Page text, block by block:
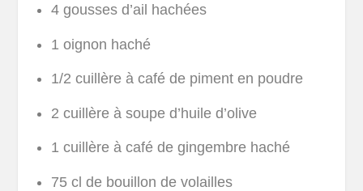
4 gousses d’ail hachées
1 oignon haché
1/2 cuillère à café de piment en poudre
2 cuillère à soupe d’huile d’olive
1 cuillère à café de gingembre haché
75 cl de bouillon de volailles